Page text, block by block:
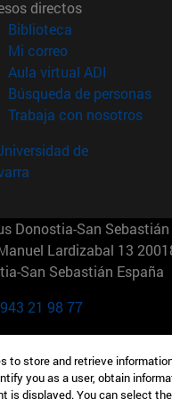
directos
Biblioteca (abre en
Mi correo(abre en nueva
Aula virtual ADI (abre en
Búsqueda de personas
Trabaja con nosotros
de
Donostia-San Sebastián
Lardizabal 13
San Sebastián España
21 98 77
St 10019-2201
to store and retrieve
you as a user, obtain
is displayed. You can select